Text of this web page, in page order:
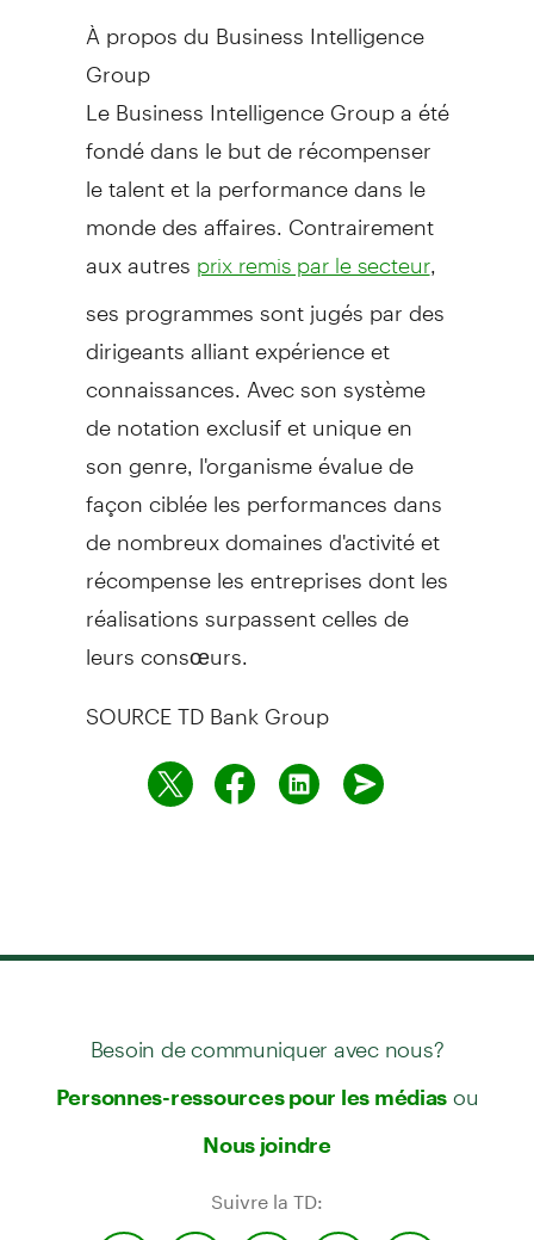
À propos du Business Intelligence
Group
Le Business Intelligence Group a été
fondé dans le but de récompenser
le talent et la performance dans le
monde des affaires. Contrairement
aux autres prix remis par le secteur,
ses programmes sont jugés par des
dirigeants alliant expérience et
connaissances. Avec son système
de notation exclusif et unique en
son genre, l'organisme évalue de
façon ciblée les performances dans
de nombreux domaines d'activité et
récompense les entreprises dont les
réalisations surpassent celles de
leurs consœurs.
SOURCE TD Bank Group
Besoin de communiquer avec nous?
Personnes-ressources pour les médias ou
Nous joindre
Suivre la TD: